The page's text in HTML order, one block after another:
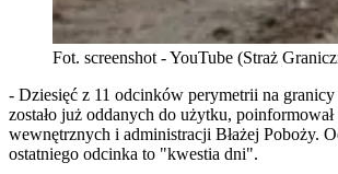
Fot. screenshot - YouTube (Straż
- Dziesięć z 11 odcinków perymetrii na granicy
zostało już oddanych do użytku,
wewnętrznych i administracji Błażej Poboży.
ostatniego odcinka to "kwestia dni".